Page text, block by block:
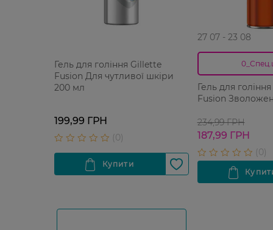
Гель для гоління Gillette
Fusion Для чутливої шкіри
200 мл
199,99 ГРН
27 07 - 23 08
Гель для
Fusion
234,99 ГРН
187,99 ГРН